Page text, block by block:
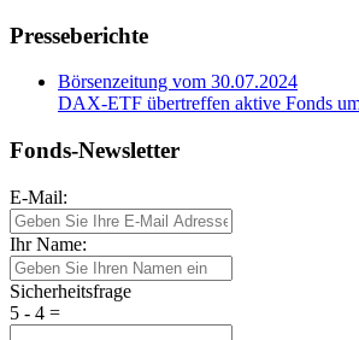
Presseberichte
Börsenzeitung vom 30.07.2024
DAX-ETF übertreffen aktive Fonds
Fonds-Newsletter
E-Mail:
Ihr Name:
Sicherheitsfrage
5 - 4 =